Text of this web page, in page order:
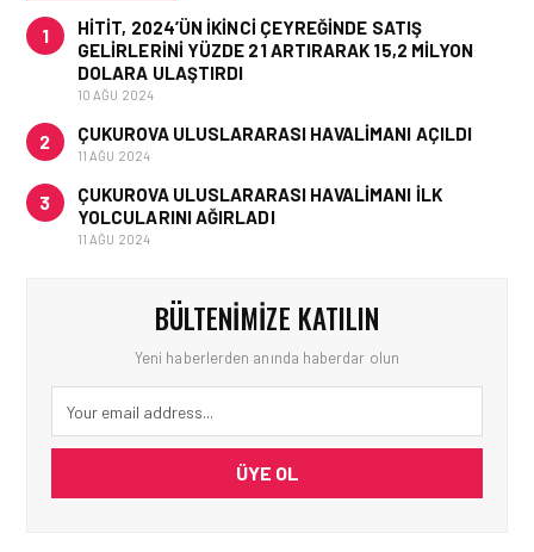
1
HITIT, 2024’ÜN IKINCI ÇEYREĞINDE SATIŞ
GELIRLERINI YÜZDE 21 ARTIRARAK 15,2 MILYON
DOLARA ULAŞTIRDI
10 AĞU 2024
2 ÇUKUROVA ULUSLARARASI HAVALIMANI AÇILDI
11 AĞU 2024
3
ÇUKUROVA ULUSLARARASI HAVALIMANI İLK
YOLCULARINI AĞIRLADI
11 AĞU 2024
BÜLTENIMIZE KATILIN
Yeni haberlerden anında haberdar olun
ÜYE OL